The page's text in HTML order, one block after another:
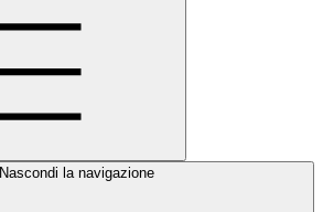
Nascondi la navigazione